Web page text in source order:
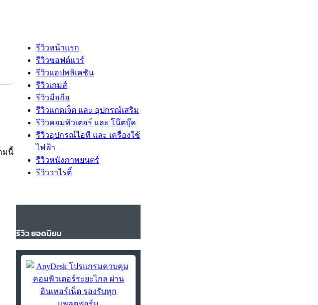
มนี้
รีวิวหน้าแรก
รีวิวซอฟต์แวร์
รีวิวแอปพลิเคชัน
รีวิวเกมส์
รีวิวมือถือ
รีวิวแกดเจ็ต และ อุปกรณ์เสริม
รีวิวคอมพิวเตอร์ และ โน๊ตบุ๊ค
รีวิวอุปกรณ์ไอที และ เครื่องใช้
ไฟฟ้า
รีวิวหนังภาพยนตร์
รีวิววาไรตี้
รีวิว ยอดนิยม